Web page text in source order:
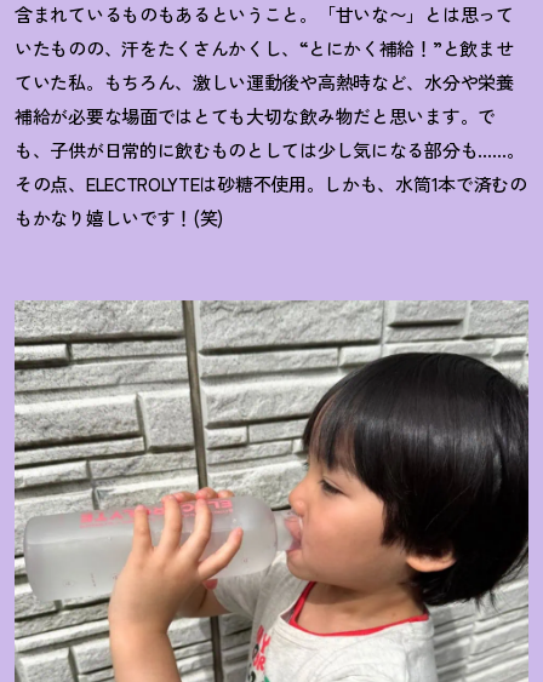
含まれているものもあるということ。「甘いな〜」とは思って
いたものの、汗をたくさんかくし、“とにかく補給 ！ ”と飲ませ
ていた私。もちろん、激しい運動後や高熱時など、水分や栄養
補給が必要な場面ではとても大切な飲み物だと思います。で
も、子供が日常的に飲むものとしては少し気になる部分も……。
その点、ELECTROLYTEは砂糖不使用。しかも、水筒1本で済むの
もかなり嬉しいです ！ (笑)